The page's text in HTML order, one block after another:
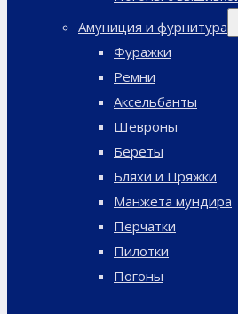
Амуниция и фурнитура
Фуражки
Ремни
Аксельбанты
Шевроны
Береты
Бляхи и Пряжки
Манжета мундира
Перчатки
Пилотки
Погоны